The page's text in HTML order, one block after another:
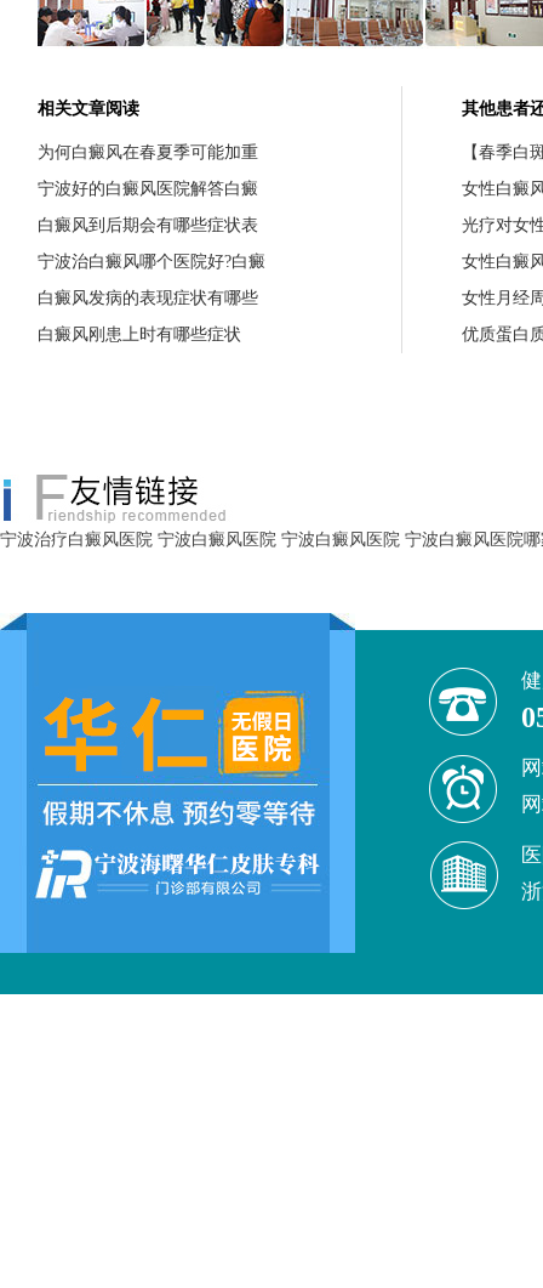
相关文章阅读
为何白癜风在春夏季可能加重
宁波好的白癜风医院解答白癜
白癜风到后期会有哪些症状表
宁波治白癜风哪个医院好?白癜
白癜风发病的表现症状有哪些
白癜风刚患上时有哪些症状
其他患者
【春季白
女性白癜
光疗对女
女性白癜
女性月经
优质蛋白
宁波治疗白癜风医院 宁波白癜风医院 宁波白癜风医院 宁波白癜风医院